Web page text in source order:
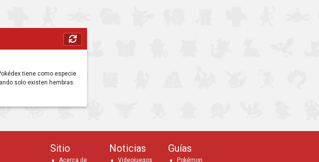
tiene como especie
solo existen hembras.
Sitio
Acerca de
Noticias
Videojuegos
Guías
Pokémon